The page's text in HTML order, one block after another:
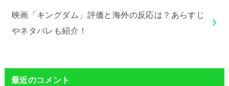
映画「キングダム」評価と海外の反応は？あらすじ
やネタバレも紹介！
最近のコメント